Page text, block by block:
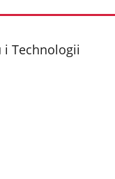
i Technologii